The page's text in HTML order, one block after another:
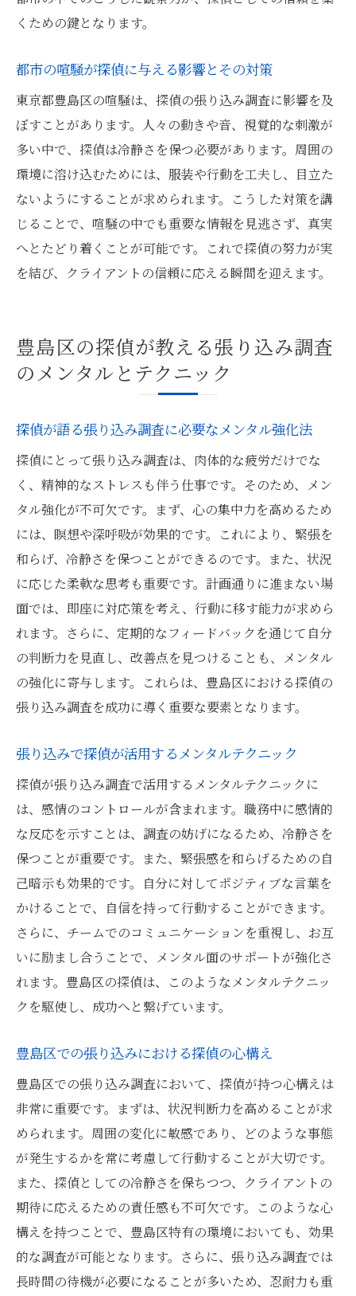
くための鍵となります。
都市の喧騒が探偵に与える影響とその対策
東京都豊島区の喧騒は、探偵の張り込み調査に影響を及
ぼすことがあります。人々の動きや音、視覚的な刺激が
多い中で、探偵は冷静さを保つ必要があります。周囲の
環境に溶け込むためには、服装や行動を工夫し、目立た
ないようにすることが求められます。こうした対策を講
じることで、喧騒の中でも重要な情報を見逃さず、真実
へとたどり着くことが可能です。これで探偵の努力が実
を結び、クライアントの信頼に応える瞬間を迎えます。
豊島区の探偵が教える張り込み調査
のメンタルとテクニック
探偵が語る張り込み調査に必要なメンタル強化法
探偵にとって張り込み調査は、肉体的な疲労だけでな
く、精神的なストレスも伴う仕事です。そのため、メン
タル強化が不可欠です。まず、心の集中力を高めるため
には、瞑想や深呼吸が効果的です。これにより、緊張を
和らげ、冷静さを保つことができるのです。また、状況
に応じた柔軟な思考も重要です。計画通りに進まない場
面では、即座に対応策を考え、行動に移す能力が求めら
れます。さらに、定期的なフィードバックを通じて自分
の判断力を見直し、改善点を見つけることも、メンタル
の強化に寄与します。これらは、豊島区における探偵の
張り込み調査を成功に導く重要な要素となります。
張り込みで探偵が活用するメンタルテクニック
探偵が張り込み調査で活用するメンタルテクニックに
は、感情のコントロールが含まれます。職務中に感情的
な反応を示すことは、調査の妨げになるため、冷静さを
保つことが重要です。また、緊張感を和らげるための自
己暗示も効果的です。自分に対してポジティブな言葉を
かけることで、自信を持って行動することができます。
さらに、チームでのコミュニケーションを重視し、お互
いに励まし合うことで、メンタル面のサポートが強化さ
れます。豊島区の探偵は、このようなメンタルテクニッ
クを駆使し、成功へと繋げています。
豊島区での張り込みにおける探偵の心構え
豊島区での張り込み調査において、探偵が持つ心構えは
非常に重要です。まずは、状況判断力を高めることが求
められます。周囲の変化に敏感であり、どのような事態
が発生するかを常に考慮して行動することが大切です。
また、探偵としての冷静さを保ちつつ、クライアントの
期待に応えるための責任感も不可欠です。このような心
構えを持つことで、豊島区特有の環境においても、効果
的な調査が可能となります。さらに、張り込み調査では
長時間の待機が必要になることが多いため、忍耐力も重